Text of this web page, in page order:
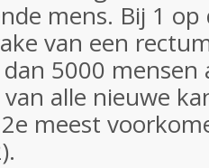
mens. Bij 1 op
van een
5000
alle nieuwe
meest